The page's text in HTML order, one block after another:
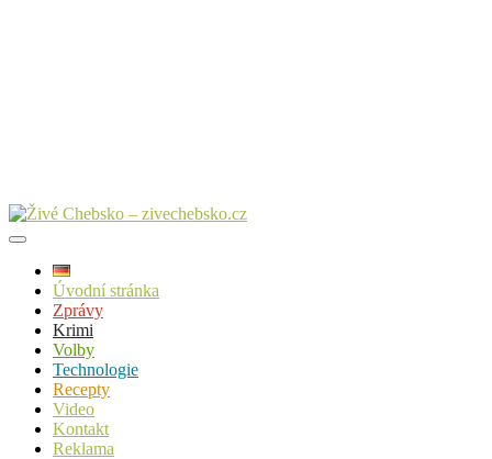
Úvodní stránka
Zprávy
Krimi
Volby
Technologie
Recepty
Video
Kontakt
Reklama